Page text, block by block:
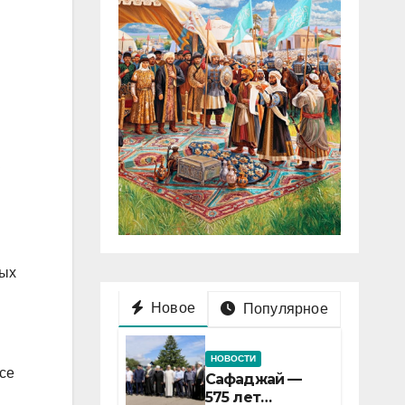
Новое Популярное
НОВОСТИ
Сафаджай —
575 лет